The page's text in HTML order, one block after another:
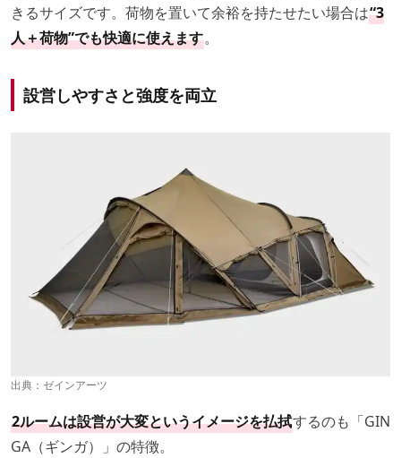
きるサイズです。荷物を置いて余裕を持たせたい場合は“3
人＋荷物”でも快適に使えます。
設営しやすさと強度を両立
出典： ゼインアーツ
2ルームは設営が大変というイメージを払拭するのも「GIN
GA（ギンガ）」の特徴。